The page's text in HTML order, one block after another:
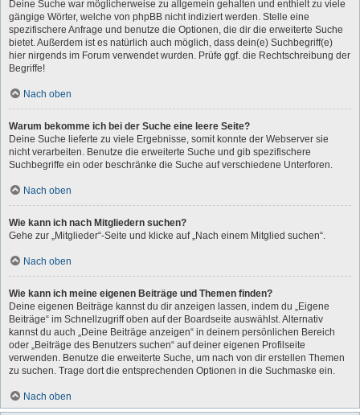
Deine Suche war möglicherweise zu allgemein gehalten und enthielt zu viele
gängige Wörter, welche von phpBB nicht indiziert werden. Stelle eine
spezifischere Anfrage und benutze die Optionen, die dir die erweiterte Suche
bietet. Außerdem ist es natürlich auch möglich, dass dein(e) Suchbegriff(e)
hier nirgends im Forum verwendet wurden. Prüfe ggf. die Rechtschreibung der
Begriffe!
Nach oben
Warum bekomme ich bei der Suche eine leere Seite?
Deine Suche lieferte zu viele Ergebnisse, somit konnte der Webserver sie
nicht verarbeiten. Benutze die erweiterte Suche und gib spezifischere
Suchbegriffe ein oder beschränke die Suche auf verschiedene Unterforen.
Nach oben
Wie kann ich nach Mitgliedern suchen?
Gehe zur „Mitglieder“-Seite und klicke auf „Nach einem Mitglied suchen“.
Nach oben
Wie kann ich meine eigenen Beiträge und Themen finden?
Deine eigenen Beiträge kannst du dir anzeigen lassen, indem du „Eigene
Beiträge“ im Schnellzugriff oben auf der Boardseite auswählst. Alternativ
kannst du auch „Deine Beiträge anzeigen“ in deinem persönlichen Bereich
oder „Beiträge des Benutzers suchen“ auf deiner eigenen Profilseite
verwenden. Benutze die erweiterte Suche, um nach von dir erstellen Themen
zu suchen. Trage dort die entsprechenden Optionen in die Suchmaske ein.
Nach oben